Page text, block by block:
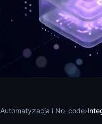
Automatyzacja i No-code›